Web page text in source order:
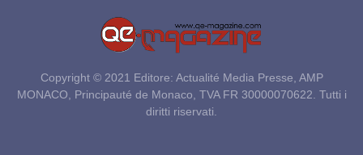
Copyright © 2021 Editore: Actualité Media Presse, AMP
MONACO, Principauté de Monaco, TVA FR 30000070622. Tutti i
diritti riservati.